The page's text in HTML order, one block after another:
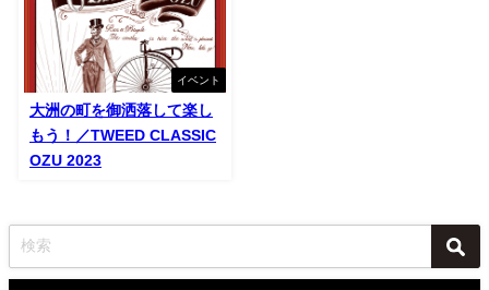
イベント
大洲の町を御洒落して楽し
もう！／TWEED CLASSIC
OZU 2023